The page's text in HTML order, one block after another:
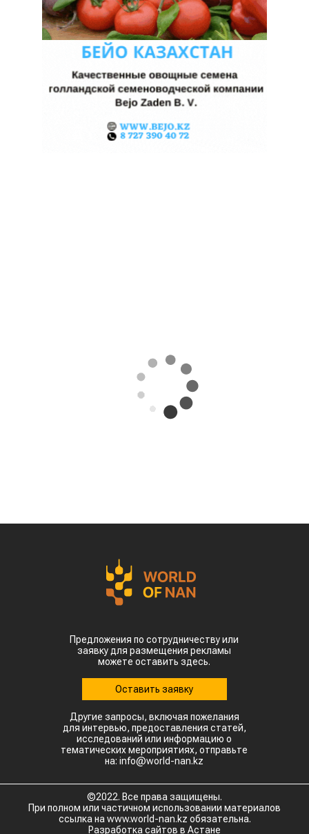
Предложения по сотрудничеству или
заявку для размещения рекламы
можете оставить здесь.
Оставить заявку
Другие запросы, включая пожелания
для интервью, предоставления статей,
исследований или информацию о
тематических мероприятиях, отправьте
на: info@world-nan.kz
©2022. Все права защищены.
При полном или частичном использовании материалов
ссылка на www.world-nan.kz обязательна.
Разработка сайтов в Астане